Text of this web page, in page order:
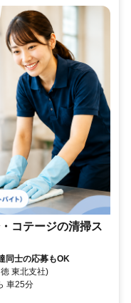
コテージの清掃ス
同士の応募もOK
東北支社)
車25分